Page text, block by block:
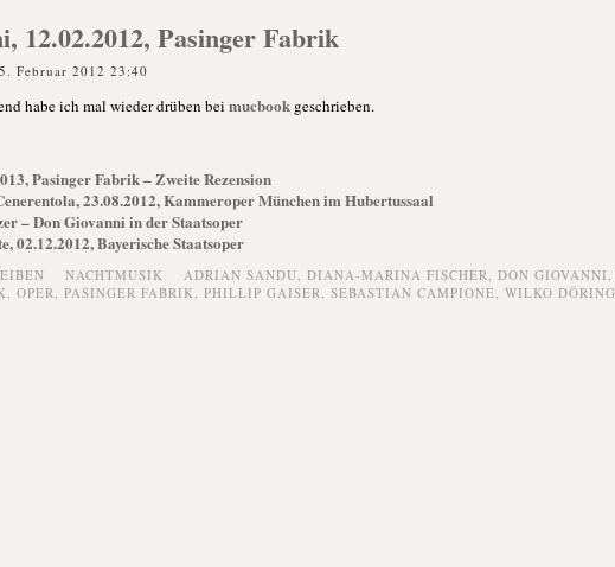
12.02.2012, Pasinger Fabrik
Februar 2012 23:40
habe ich mal wieder drüben bei mucbookgeschrieben.
Pasinger Fabrik – Zweite Rezension
23.08.2012, Kammeroper München im Hubertussaal
– Don Giovanni in der Staatsoper
02.12.2012, Bayerische Staatsoper
NACHTMUSIK ADRIAN SANDU, DIANA-MARINA FISCHER, DON GIOVANNI,
, OPER, PASINGER FABRIK, PHILLIP GAISER, SEBASTIAN CAMPIONE, WILKO DÖRING